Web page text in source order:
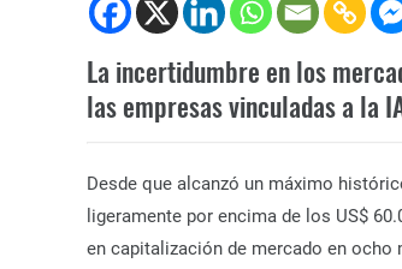
La incertidumbre en los
las empresas vinculadas a la
Desde que alcanzó un máximo
ligeramente por encima de los US$
en capitalización de mercado en ocho